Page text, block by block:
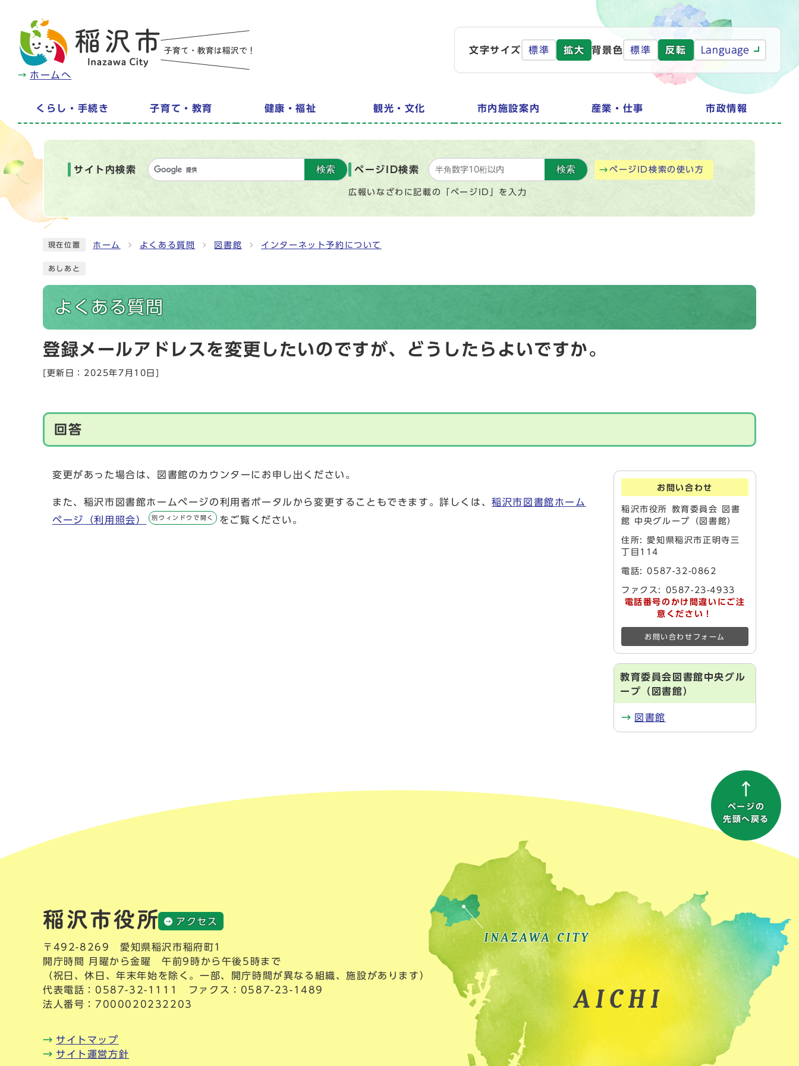
ホームへ
文字サイズ 標準 拡大 背景色 標準 反転 Language
くらし・手続き 子育て・教育 健康・福祉 観光・文化 市内施設案内 産業・仕事 市政情報
サイト内検索 検索 ページID検索
広報いなざわに記載の「ページID」を入力
検索 ページID検索の使い方
現在位置 ホーム よくある質問 図書館 インターネット予約について
あしあと
よくある質問
登録メールアドレスを変更したいのですが、どうしたらよいですか。
[更新日：2025年7月10日]
回答
変更があった場合は、図書館のカウンターにお申し出ください。
また、稲沢市図書館ホームページの利用者ポータルから変更することもできます。詳しくは、稲沢市図書館ホーム
ページ（利用照会）
別ウィンドウで開く をご覧ください。
お問い合わせ
稲沢市役所 教育委員会 図書
館 中央グループ（図書館）
住所: 愛知県稲沢市正明寺三
丁目114
電話: 0587-32-0862
ファクス: 0587-23-4933
電話番号のかけ間違いにご注
意ください！
お問い合わせフォーム
教育委員会図書館中央グル
ープ（図書館）
図書館
ページの
先頭へ戻る
アクセス
〒492-8269 愛知県稲沢市稲府町1
開庁時間 月曜から金曜 午前9時から午後5時まで
（祝日、休日、年末年始を除く。一部、開庁時間が異なる組織、施設があります）
代表電話： 0587-32-1111
ファクス：0587-23-1489
法人番号：7000020232203
サイトマップ
サイト運営方針